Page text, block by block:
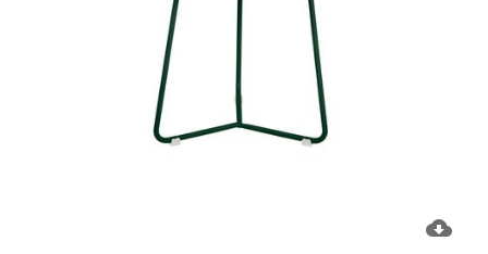
cloud_download